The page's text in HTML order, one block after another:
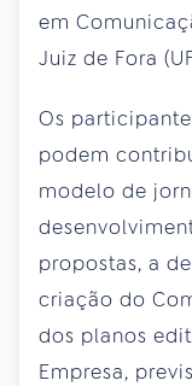
em
Juiz de Fora
Os
podem
modelo de
propostas, a
criação do
dos planos
Empresa,